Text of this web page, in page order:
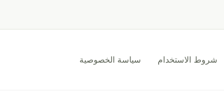
شروط الاستخدام سياسة الخصوصية